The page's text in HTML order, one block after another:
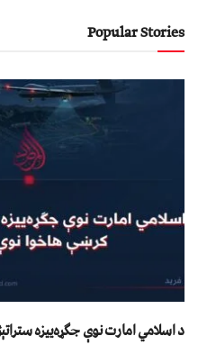
Popular Stories
د اسلامي امارت نوې جګړه‌ییزه